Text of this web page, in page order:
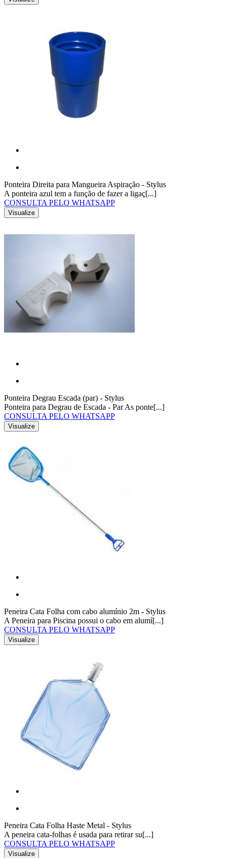
Ponteira Direita para Mangueira Aspiração - Stylus
A ponteira azul tem a função de fazer a ligaç[...]
CONSULTA PELO WHATSAPP
Visualize
Ponteira Degrau Escada (par) - Stylus
Ponteira para Degrau de Escada - Par As ponte[...]
CONSULTA PELO WHATSAPP
Visualize
Peneira Cata Folha com cabo alumínio 2m - Stylus
A Peneira para Piscina possui o cabo em alumí[...]
CONSULTA PELO WHATSAPP
Visualize
Peneira Cata Folha Haste Metal - Stylus
A peneira cata-folhas é usada para retirar su[...]
CONSULTA PELO WHATSAPP
Visualize